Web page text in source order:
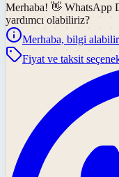
Merhaba! 👋 WhatsApp
yardımcı olabiliriz?
Merhaba, bilgi
Fiyat ve taksit